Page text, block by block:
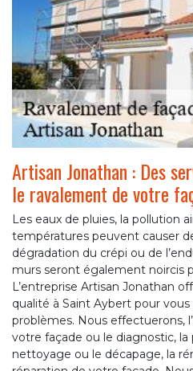
Artisan Jonathan : Des
le ravalement de votre
Les eaux de pluies, la pollution
températures peuvent causer
dégradation du crépi ou de
murs seront également noircis
L’entreprise Artisan Jonathan
qualité à Saint Aybert pour
problèmes. Nous effectuerons,
votre façade ou le diagnostic,
nettoyage ou le décapage, la